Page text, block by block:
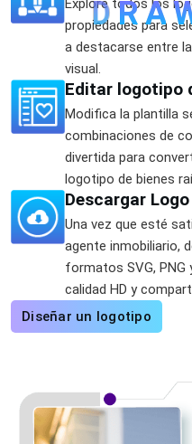
DRA
Explore todos los
propiedades para
a destacarse entre
visual.
Editar logotipo
Modifica la plantilla
combinaciones de
divertida para
logotipo de bienes
Descargar
Una vez que esté
agente inmobiliario,
formatos SVG, PNG
calidad HD y
Diseñar un logotipo